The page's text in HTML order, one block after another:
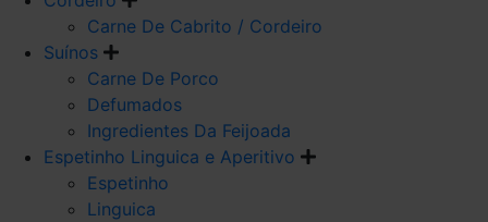
Carne De Cabrito / Cordeiro
Suínos
Carne De Porco
Defumados
Ingredientes Da Feijoada
Espetinho Linguica e Aperitivo
Espetinho
Linguica